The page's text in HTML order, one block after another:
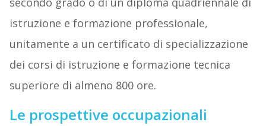
istruzione e formazione professionale,
unitamente a un certificato di specializzazione
dei corsi di istruzione e formazione tecnica
superiore di almeno 800 ore.
Le prospettive occupazionali